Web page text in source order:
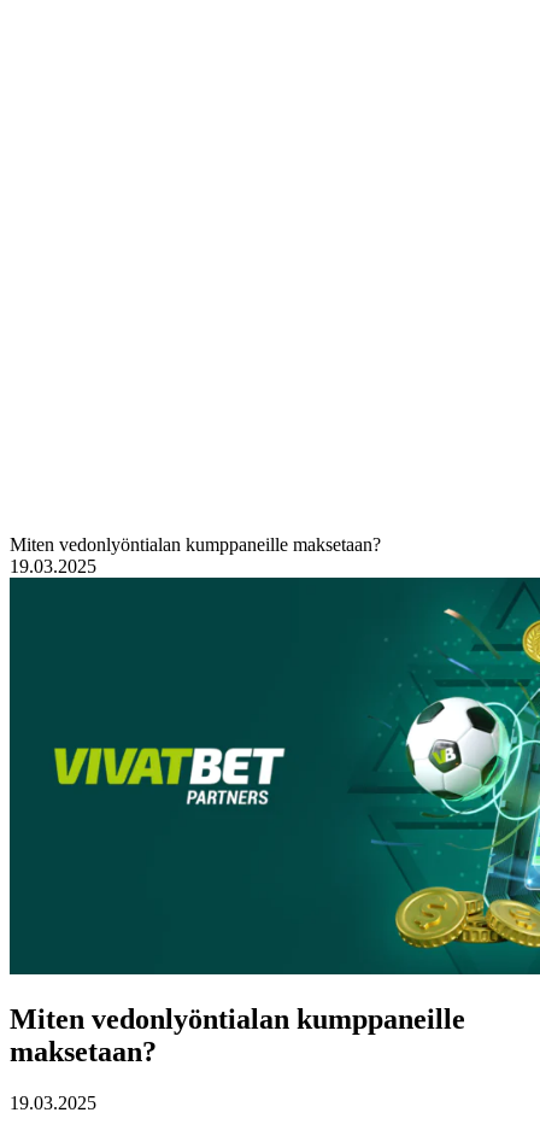
Miten vedonlyöntialan kumppaneille maksetaan?
19.03.2025
Miten vedonlyöntialan kumppaneille
maksetaan?
19.03.2025